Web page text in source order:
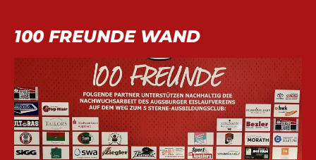
100 FREUNDE WAND